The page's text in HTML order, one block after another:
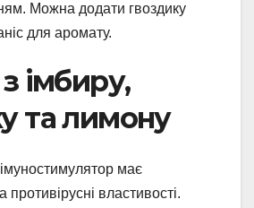
Можна додати гвоздику
для аромату.
імбиру,
та лимону
має
противірусні властивості.